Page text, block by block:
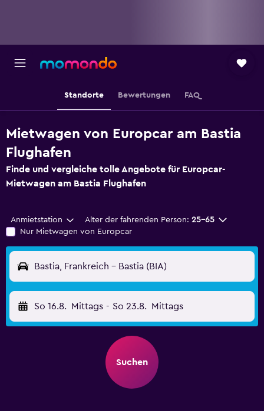
Standorte Bewertungen FAQ
Mietwagen von Europcar am Bastia
Flughafen
Finde und vergleiche tolle Angebote für Europcar-
Mietwagen am Bastia Flughafen
Anmietstation Alter der fahrenden Person: 25-65
Nur Mietwagen von Europcar
Bastia, Frankreich - Bastia (BIA)
So 16.8. Mittags - So 23.8. Mittags
Suchen